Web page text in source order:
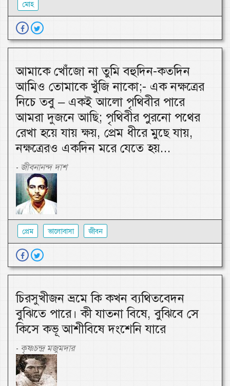
মোহ
আমাকে খোঁজো না তুমি বহুদিন-কতদিন
আমিও তোমাকে খুঁজি নাকো;- এক নক্ষত্রের
নিচে তবু – একই আলো পৃথিবীর পারে
আমরা দুজনে আছি; পৃথিবীর পুরনো পথের
রেখা হয়ে যায় ক্ষয়, প্রেম ধীরে মুছে যায়,
নক্ষত্রেরও একদিন মরে যেতে হয়...
- জীবনানন্দ দাশ
প্রেম ভালোবাসা জীবন
চিরসুখীজন ভ্রমে কি কখন ব্যথিতবেদন
বুঝিতে পারে। কী যাতনা বিষে, বুঝিবে সে
কিসে কভূ আশীবিষে দংশেনি যারে
- কৃষ্ণচন্দ্র মজুমদার